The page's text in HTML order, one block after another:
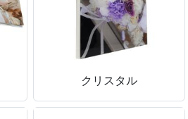
クリスタル